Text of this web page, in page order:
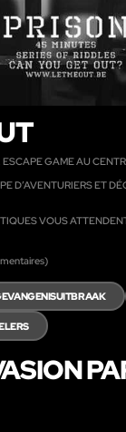
GAME AU
D’AVENTURIERS ET
VOUS